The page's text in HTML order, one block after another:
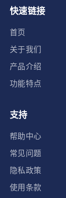
快速链接
首页
关于我们
产品介绍
功能特点
支持
帮助中心
常见问题
隐私政策
使用条款